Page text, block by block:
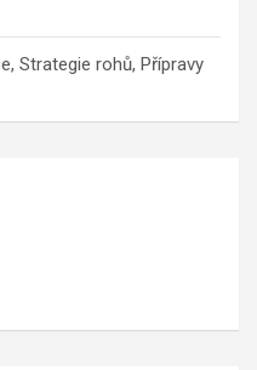
Strategie rohů, Přípravy